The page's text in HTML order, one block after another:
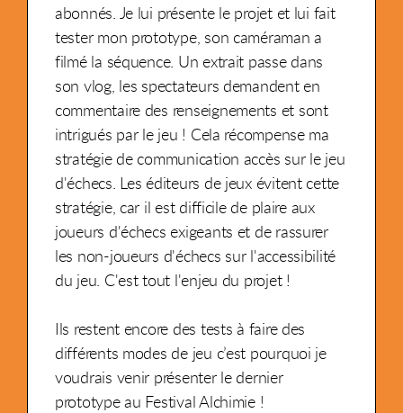
abonnés. Je lui présente le projet et lui fait
tester mon prototype, son caméraman a
filmé la séquence. Un extrait passe dans
son vlog, les spectateurs demandent en
commentaire des renseignements et sont
intrigués par le jeu ! Cela récompense ma
stratégie de communication accès sur le jeu
d'échecs. Les éditeurs de jeux évitent cette
stratégie, car il est difficile de plaire aux
joueurs d'échecs exigeants et de rassurer
les non-joueurs d'échecs sur l'accessibilité
du jeu. C'est tout l'enjeu du projet !
Ils restent encore des tests à faire des
différents modes de jeu c’est pourquoi je
voudrais venir présenter le dernier
prototype au Festival Alchimie !